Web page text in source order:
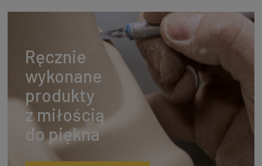
Ręcznie
wykonane
produkty
z miłością
do piękna